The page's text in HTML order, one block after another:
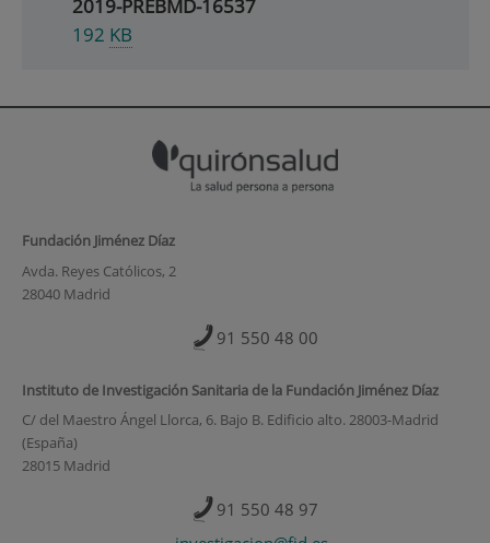
2019-PREBMD-16537
192 KB
Fundación Jiménez Díaz
Avda. Reyes Católicos, 2
28040 Madrid
91 550 48 00
Instituto de Investigación Sanitaria de la Fundación Jiménez Díaz
C/ del Maestro Ángel Llorca, 6. Bajo B. Edificio alto. 28003-Madrid
(España)
28015 Madrid
91 550 48 97